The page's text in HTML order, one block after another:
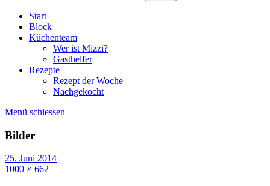
Start
Block
Küchenteam
Wer ist Mizzi?
Gasthelfer
Rezepte
Rezept der Woche
Nachgekocht
Menü schiessen
Bilder
25. Juni 2014
1000 × 662